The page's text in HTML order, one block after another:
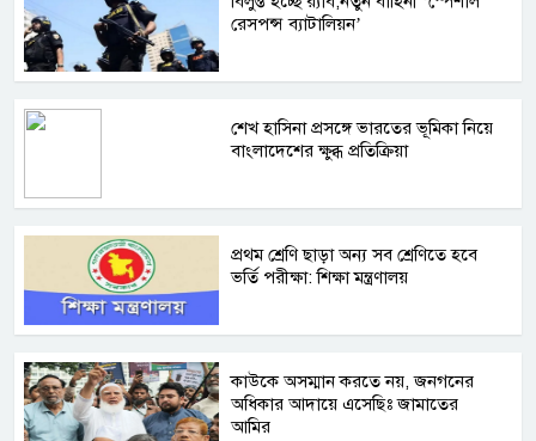
রেসপন্স ব্যাটালিয়ন’
শেখ হাসিনা প্রসঙ্গে ভারতের ভূমিকা নিয়ে
বাংলাদেশের ক্ষুব্ধ প্রতিক্রিয়া
প্রথম শ্রেণি ছাড়া অন্য সব শ্রেণিতে হবে
ভর্তি পরীক্ষা: শিক্ষা মন্ত্রণালয়
কাউকে অসম্মান করতে নয়, জনগনের
অধিকার আদায়ে এসেছিঃ জামাতের
আমির